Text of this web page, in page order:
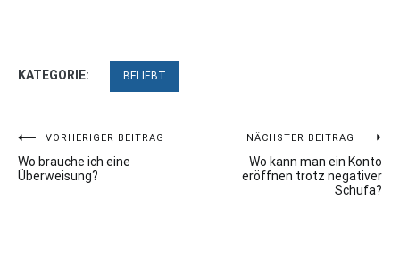
KATEGORIE: BELIEBT
Beitragsnavigation
VORHERIGER BEITRAG
Wo brauche ich eine
Überweisung?
NÄCHSTER BEITRAG
Wo kann man ein Konto
eröffnen trotz negativer
Schufa?